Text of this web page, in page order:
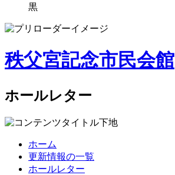
黒
秩父宮記念市民会館
ホールレター
ホーム
更新情報の一覧
ホールレター